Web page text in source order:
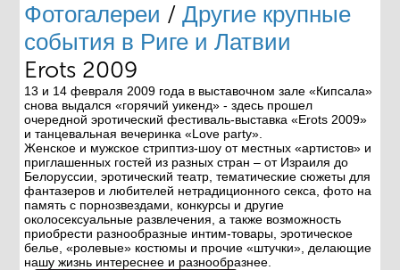
Фотогалереи /Другие крупные
события в Риге и Латвии
Erots 2009
13 и 14 февраля 2009 года в выставочном зале «Кипсала»
снова выдался «горячий уикенд» - здесь прошел
очередной эротический фестиваль-выставка«Erots 2009»
и танцевальная вечеринка«Love party»
Женское и мужское стриптиз-шоу от местных «артистов» и
приглашенных гостей из разных стран – от Израиля до
Белоруссии, эротический театр, тематические сюжеты для
фантазеров и любителей нетрадиционного секса, фото на
память с порнозвездами, конкурсы и другие
околосексуальные развлечения, а также возможность
приобрести разнообразные интим-товары, эротическое
белье, «ролевые» костюмы и прочие «штучки», делающие
нашу жизнь интереснее и разнообразнее.